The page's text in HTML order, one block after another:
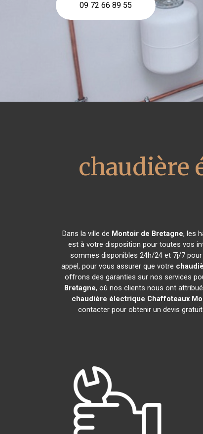
09 72 66 89 55
chaudière
Dans la ville de Montoir de Bretagne, les
est à votre disposition pour toutes vos
sommes disponibles 24h/24 et 7j/7
appel, pour vous assurer que votre
offrons des garanties sur nos services
Bretagne, où nos clients nous ont
chaudière électrique Chaffoteaux
contacter pour obtenir un devis